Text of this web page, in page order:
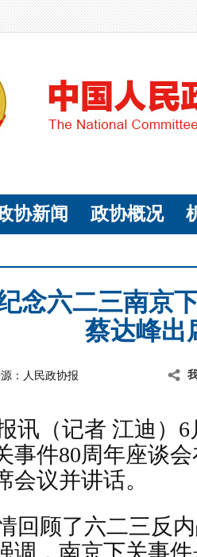
协新闻 政协概况
念六二三南京
蔡达峰出
： 人民政协报
讯（记者 江迪）
事件80周年座谈
会议并讲话。
回顾了六二三反
调，南京下关事